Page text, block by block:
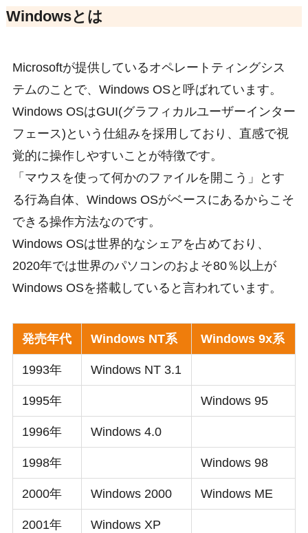
Windowsとは
Microsoftが提供しているオペレートティングシス
テムのことで、Windows OSと呼ばれています。
Windows OSはGUI(グラフィカルユーザーインター
フェース)という仕組みを採用しており、直感で視
覚的に操作しやすいことが特徴です。
「マウスを使って何かのファイルを開こう」とす
る行為自体、Windows OSがベースにあるからこそ
できる操作方法なのです。
Windows OSは世界的なシェアを占めており、
2020年では世界のパソコンのおよそ80％以上が
Windows OSを搭載していると言われています。
発売年代 Windows NT系 Windows 9x系
1993年 Windows NT 3.1
1995年 Windows 95
1996年 Windows 4.0
1998年 Windows 98
2000年 Windows 2000 Windows ME
2001年 Windows XP